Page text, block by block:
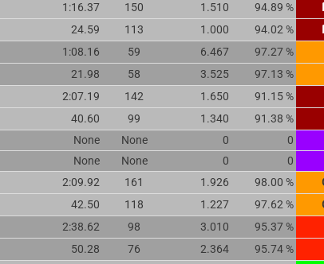
1:16.37 150 1.510 94.89 %
24.59
113 1.000 94.02 %
1:08.16 59 6.467 97.27 %
21.98
58 3.525 97.13 %
2:07.19 142 1.650 91.15 %
40.60
99 1.340 91.38 %
None None 0 0
None
None 0 0
2:09.92 161 1.926 98.00 %
42.50
118 1.227 97.62 %
2:38.62 98 3.010 95.37 %
50.28
76 2.364 95.74 %